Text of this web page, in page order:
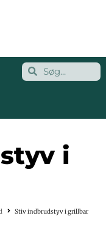
i
Stiv indbrudstyv i grillbar